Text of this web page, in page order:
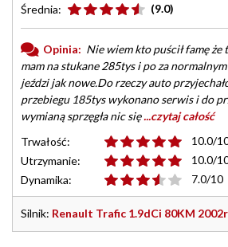
Średnia:
(9.0)
Opinia: Nie wiem kto puścił famę
mam na stukane 285tys i po za
jeździ jak nowe.Do rzeczy auto
przebiegu 185tys wykonano serwis i do
wymianą sprzęgła nic się...czytaj całość
Trwałość:
10.0/
Utrzymanie:
10.0/
Dynamika:
7.0/10
Silnik: Renault Trafic 1.9dCi 80KM